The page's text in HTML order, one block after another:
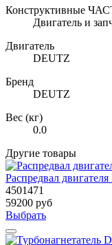
Конструктивные
Двигатель и
Двигатель
DEUTZ
Бренд
DEUTZ
Вес (кг)
0.0
Другие товары
Распредвал
4501471
59200 руб
Выбрать